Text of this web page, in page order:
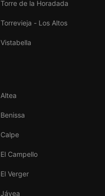
Torre de la Horadada
Torrevieja - Los Altos
Vistabella
Altea
Benissa
Calpe
El Campello
El Verger
Jávea